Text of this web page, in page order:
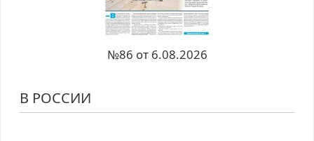
№86 от 6.08.2026
В РОССИИ